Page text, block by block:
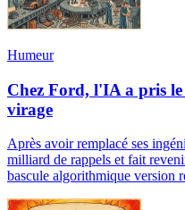
Humeur
Chez Ford, l'IA a pris
virage
Après avoir remplacé ses
milliard de rappels et fait
bascule algorithmique version